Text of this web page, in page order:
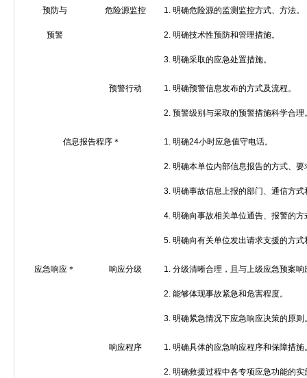
预防与
预警
危险源监控 1. 明确危险源的监测监控方式、方法。
2. 明确技术性预防和管理措施。
3. 明确采取的应急处置措施。
预警行动 1. 明确预警信息发布的方式及流程。
2. 预警级别与采取的预警措施科学合理
信息报告程序＊ 1. 明确24小时应急值守电话。
2. 明确本单位内部信息报告的方式、要
3. 明确事故信息上报的部门、通信方式
4. 明确向事故相关单位通告、报警的方
5. 明确向有关单位发出请求支援的方式
应急响应＊ 响应分级 1. 分级清晰合理，且与上级应急预案响
2. 能够体现事故紧急和危害程度。
3. 明确紧急情况下应急响应决策的原则
响应程序 1. 明确具体的应急响应程序和保障措施
2. 明确救援过程中各专项应急功能的实